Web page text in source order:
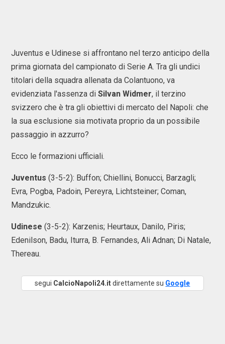
Juventus e Udinese si affrontano nel terzo anticipo della
prima giornata del campionato di Serie A. Tra gli undici
titolari della squadra allenata da Colantuono, va
evidenziata l'assenza di Silvan Widmer, il terzino
svizzero che è tra gli obiettivi di mercato del Napoli: che
la sua esclusione sia motivata proprio da un possibile
passaggio in azzurro?
Ecco le formazioni ufficiali.
Juventus (3-5-2): Buffon; Chiellini, Bonucci, Barzagli;
Evra, Pogba, Padoin, Pereyra, Lichtsteiner; Coman,
Mandzukic.
Udinese (3-5-2): Karzenis; Heurtaux, Danilo, Piris;
Edenilson, Badu, Iturra, B. Fernandes, Ali Adnan; Di Natale,
Thereau.
segui CalcioNapoli24.itdirettamente su Google